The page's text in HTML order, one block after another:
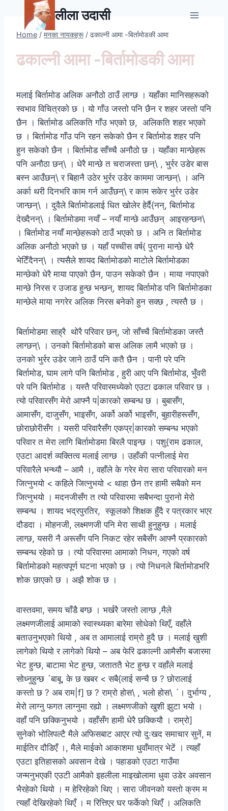
content
लीला उदासी
Home / मनका नायकहरू / ढकाल्नी आमा -बिर्तामोडकी आमा
ढकाल्नी आमा -बिर्तामोडकी आमा
मलाई बिर्तामोड अलिक अनौठो ठाउँ लाग्छ । यहाँका मानिसहरूको
स्वभाव विचित्रको छ । यो गाँउ जस्तो पनि छैन र शहर जस्तो पनि
छैन । बिर्तामोड अलिकति गाँउ भएको छ, अलिकति शहर भएको
छ । बिर्तामोड गाँउ पनि रहन सकेको छैन र बिर्तामोड शहर पनि
हुन सकेको छैन । बिर्तामोड साँच्चै अनौठो छ । यहाँका मान्छेहरू
पनि अनौठा छन्\ । धेरै मान्छे त चराजस्ता छन्\ , भुर्रर उडेर बास
बस्न आउँछन्\ र बिहानै उठेर भुर्रर उडेर काममा जान्छन्\ । अनि
अर्का थरी दिनभरि काम गर्न आउँछन्\ र काम सकेर भुर्रर उडेर
जान्छन्\ । दुवैले बिर्तामोडलाई धित खोलेर हेर्दै{नन्, बिर्तामोड
देख्दैनन्\ । बिर्तामोडमा नयाँ – नयाँ मान्छे आउँछन् आइरहन्छन\
। बिर्तामोड नयाँ मान्छेहरूको ठाउँ भएको छ । अनि त बिर्तामोड
अलिक अनौठो भएको छ । यहाँ पच्चीस वर्ष{ पुराना मान्छे धेरै
भेटिँदैनन्\ । त्यसैले शायद बिर्तामोडको माटोले बिर्तामोडका
मान्छेको धेरै माया पाएको छैन, पाउन सकेको छैन । माया नपाएको
मान्छे निरस र उजाड हुन्छ भन्छन्, शायद बिर्तामोड पनि बिर्तामोडका
मान्छेले माया नगरेर अलिक निरस बनेको हुन सक्छ , त्यस्तै छ ।
बिर्तामोडमा साह्रै थोरै परिवार छन्, जो साँच्चै बिर्तामोडका जस्तै
लाग्छन्\ । उनको बिर्तामोडको बास अलिक लामै भएको छ ।
उनको भुर्रर उडेर जाने ठाउँ पनि कतै छैन । पानी परे पनि
बिर्तामोड, घाम लागे पनि बिर्तामोड , हुरी आए पनि बिर्तामोड, भुँवरी
परे पनि बिर्तामोड । यस्तै परिवारमध्येको एउटा ढकाल परिवार छ ।
त्यो परिवारसँग मेरो आफ्नै प|कारको सम्बन्ध छ । बुबासँग,
आमासँग, दाजुसँग, भाइसँग, अर्को अर्को भाइसँग, बुहारीहरूसँग,
छोराछोरीसँग । यसरी परिवारैसँग एकप्र|कारको सम्बन्ध भएको
परिवार त मेरा लागि बिर्तामोडमा बिरलै पाइन्छ । पशु{राम ढकाल,
एउटा आदर्श व्यक्तित्व मलाई लाग्छ । उहाँकी पत्नीलाई मेरा
परिवारैले भन्थ्यौ – आमै ।, वहाँले के गरेर मेरा सारा परिवारको मन
जित्नुभयो < कहिले जित्नुभयो < थाहा छैन तर हामी सबैको मन
जित्नुभयो । मदनजीसँग त त्यो परिवारमा सबैभन्दा पुरानो मेरो
सम्बन्ध । शायद भद्रपुरतिर, स्कूलको शिक्षक हुँदै र पत्रकार भएर
दौडदा । मोहनजी, लक्ष्मणजी पनि मेरा साथी हुनुहुन्छ । मलाई
लाग्छ, यसरी नै अरूसँग पनि निकट रहेर सबैसँग आफ्नै प्रकारको
सम्बन्ध रहेको छ । त्यो परिवारमा आमाको निधन, गएको वर्ष
बिर्तामोडको महत्वपूर्ण घटना भएको छ । त्यो निधनले बिर्तामोडभरि
शोक छाएको छ । अझै शोक छ ।
वास्तवमा, समय चाँडै बग्छ । भर्खरै जस्तो लाग्छ ,मैले
लक्ष्मणजीलाई आमाको स्वास्थ्यका बारेमा सोधेको थिएँ, वहाँले
बताउनुभएको थियो , अब त आमालाई राम्रो हुदै छ । मलाई खुशी
लागेको थियो र लागेको थियो – अब फेरि ढकाल्नी आमैसँग बजारमा
भेट हुन्छ, बाटामा भेट हुन्छ, जताततै भेट हुन्छ र वहाँले मलाई
सोध्नुहुन्छ ´बाबू, के छ खबर < सबै{लाई सन्चै छ ? छोरालाई
कस्तो छ ? अब राम|f] छ ? राम्रो होस\ , भलो होस\ ´। दुर्भाग्य ,
मेरो लाग्नु फगत लाग्नुमा रह्यो । लक्ष्मणजीको खुशी झुटा भयो ।
वहाँ पनि छक्किनुभयो । वहाँसँग हामी धेरै छक्कियौ । राम्रो]
सुनेको भोलिपल्टै मैले अफिसबाट आएर त्यो दुःखद समाचार सुनें, म
माईतिर दौडिएँ ।, मैले माईको आकाशमा धुवाँमात्र भेटें । त्यहाँ
एउटा इतिहासको अवसान देखे । पहाडको एउटा गाउँमा
जन्मनुभएकी एउटी आमैको इहलीला माइखोलामा धुवा उडेर अवसान
भैरहेको थियो । म हेरिरहेको थिए । सारा जीवनको यस्तो क्रम म
त्यहाँ देखिरहेको थिएँ । म रित्तिएर घर फर्केको थिएँ । अलिकति